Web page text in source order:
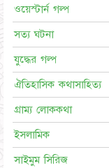
ওয়েস্টার্ন গল্প
সত্য ঘটনা
যুদ্ধের গল্প
ঐতিহাসিক কথাসাহিত্য
গ্রাম্য লোককথা
ইসলামিক
সাইমুম সিরিজ